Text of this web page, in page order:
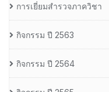
การเยี่ยมสำรวจภาควิชา
กิจกรรม ปี 2563
กิจกรรม ปี 2564